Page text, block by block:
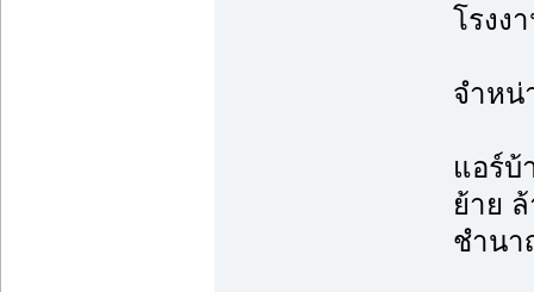
โรงง
จำหน่
แอร์บ้
ย้าย
ชำนา